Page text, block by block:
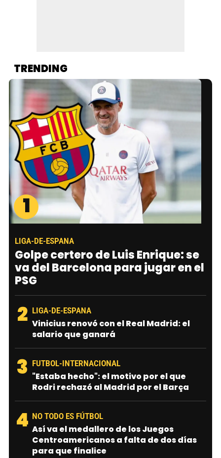
TRENDING
1
LIGA-DE-ESPANA
Golpe certero de Luis Enrique: se
va del Barcelona para jugar en el
PSG
2 LIGA-DE-ESPANA
Vinicius renovó con el Real Madrid: el
salario que ganará
3 FUTBOL-INTERNACIONAL
"Estaba hecho": el motivo por el que
Rodri rechazó al Madrid por el Barça
4 NO TODO ES FÚTBOL
Así va el medallero de los Juegos
Centroamericanos a falta de dos días
para que finalice